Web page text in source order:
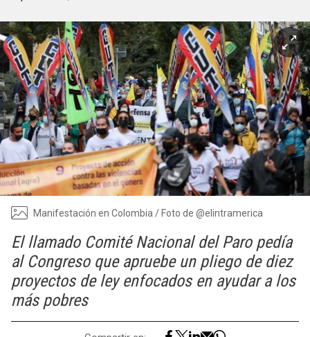
Manifestación en Colombia / Foto de @elintramerica
El llamado Comité Nacional del Paro pedía
al Congreso que apruebe un pliego de diez
proyectos de ley enfocados en ayudar a los
más pobres